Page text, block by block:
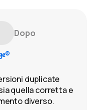
Dopo
®
duplicate
quella corretta e
diverso.